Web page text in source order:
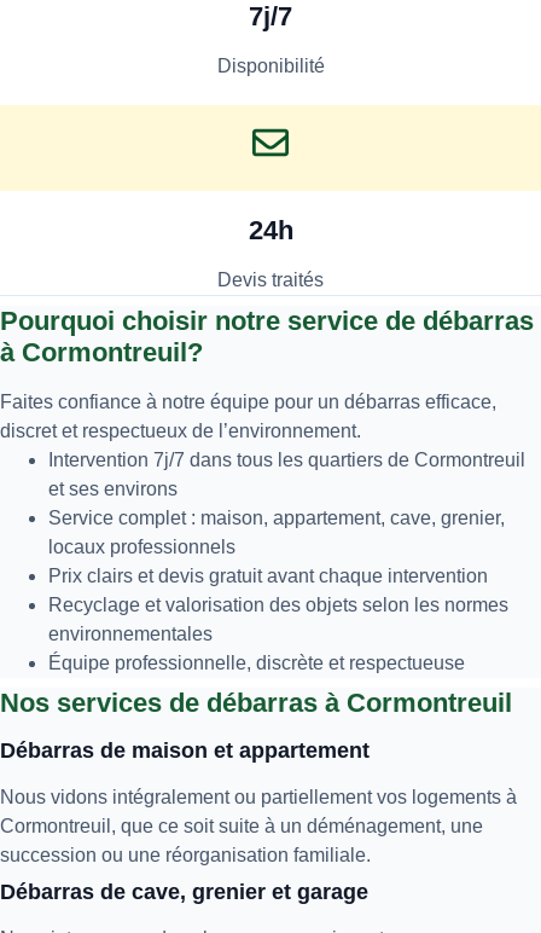
7j/7
Disponibilité
24h
Devis traités
Pourquoi choisir notre service de débarras
à Cormontreuil?
Faites confiance à notre équipe pour un débarras efficace,
discret et respectueux de l’environnement.
Intervention 7j/7 dans tous les quartiers de Cormontreuil
et ses environs
Service complet : maison, appartement, cave, grenier,
locaux professionnels
Prix clairs et devis gratuit avant chaque intervention
Recyclage et valorisation des objets selon les normes
environnementales
Équipe professionnelle, discrète et respectueuse
Nos services de débarras à Cormontreuil
Débarras de maison et appartement
Nous vidons intégralement ou partiellement vos logements à
Cormontreuil, que ce soit suite à un déménagement, une
succession ou une réorganisation familiale.
Débarras de cave, grenier et garage